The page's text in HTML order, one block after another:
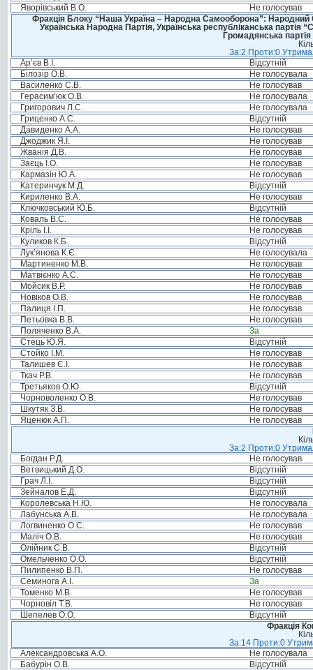
Яворівський В.О.
Не голосував
Фракція Блоку “Наша Україна – Народна Самооборона”: Народний
Українська Народна Партія, Українська республіканська
Громадянська
За:2 Проти:0
Ар’єв В.І.
Відсутній
Білозір О.В.
Не голосувала
Василенко С.В.
Не голосував
Герасим’юк О.В.
Не голосувала
Григорович Л.С.
Не голосувала
Гриценко А.С.
Відсутній
Давиденко А.А.
Не голосував
Джоджик Я.І.
Не голосував
Жванія Д.В.
Не голосував
Заєць І.О.
Не голосував
Кармазін Ю.А.
Не голосував
Катеринчук М.Д.
Відсутній
Кириленко В.А.
Не голосував
Ключковський Ю.Б.
Відсутній
Коваль В.С.
Не голосував
Кріль І.І.
Не голосував
Куликов К.Б.
Відсутній
Лук’янова К.Є.
Не голосувала
Мартиненко М.В.
Не голосував
Матвієнко А.С.
Не голосував
Мойсик В.Р.
Не голосував
Новіков О.В.
Не голосував
Палиця І.П.
Не голосував
Петьовка В.В.
Не голосував
Поляченко В.А.
За
Стець Ю.Я.
Відсутній
Стойко І.М.
Не голосував
Талишев Є.І.
Не голосував
Ткач Р.В.
Не голосував
Третьяков О.Ю.
Відсутній
Чорноволенко О.В.
Не голосував
Шкутяк З.В.
Не голосував
Яценюк А.П.
Не голосував
За:2 Проти:0
Богдан Р.Д.
Не голосував
Ветвицький Д.О.
Відсутній
Грач Л.І.
Відсутній
Зейналов Е.Д.
Відсутній
Королевська Н.Ю.
Не голосувала
Лабунська А.В.
Не голосувала
Логвиненко О.С.
Не голосував
Маліч О.В.
Не голосував
Олійник С.В.
Відсутній
Омельченко О.О.
Відсутній
Пилипенко В.П.
Не голосував
Семинога А.І.
За
Томенко М.В.
Не голосував
Чорновіл Т.В.
Не голосував
Шепелев О.О.
Відсутній
Фракція
За:14 Проти:0
Александровська А.О.
Не голосувала
Бабурін О.В.
Відсутній